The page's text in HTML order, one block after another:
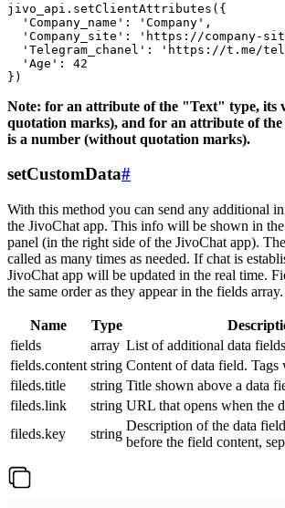
jivo_api.setClientAttributes({
  'Company_name': 'Company',
'Company_site': 'https://company-
'Telegram_chanel': 'https://t.me/
  'Age': 42
Note: for an attribute of the "Text" type, its
quotation marks), and for an attribute of
is a number (without quotation marks).
setCustomData#
With this method you can send any additional
the JivoChat app. This info will be shown in
panel (in the right side of the JivoChat app).
called as many times as needed. If chat is
JivoChat app will be updated in the real time.
the same order as they appear in the fields array.
Name Type
fields
array List of additional data
fields.content string Content of data field. Tags
fileds.title
string Title shown above a data
fileds.link
string URL that opens when the
fileds.key
string
Description of the data
before the field content,